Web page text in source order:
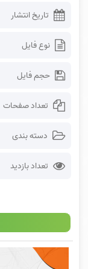
تاریخ انتشار
نوع فایل
حجم فایل
تعداد صفحات
دسته بندی
تعداد بازدید